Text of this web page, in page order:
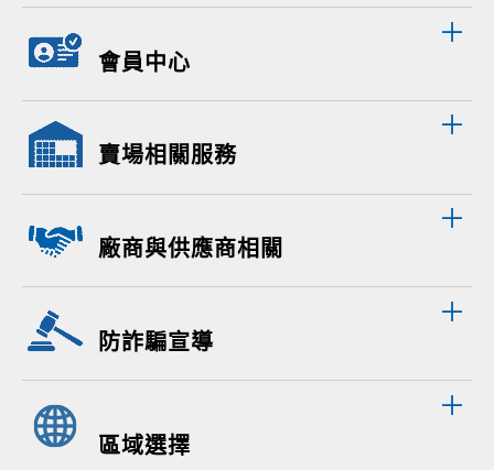
會員中心
賣場相關服務
廠商與供應商相關
防詐騙宣導
區域選擇